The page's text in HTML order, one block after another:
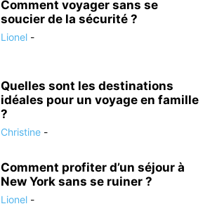
Comment voyager sans se
soucier de la sécurité ?
Lionel -
Quelles sont les destinations
idéales pour un voyage en famille
?
Christine -
Comment profiter d’un séjour à
New York sans se ruiner ?
Lionel -